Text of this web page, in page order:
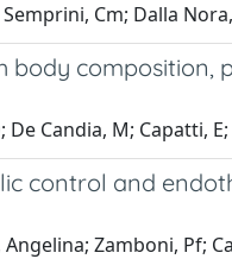
Cm; Dalla
body
Candia, M; Capatti,
control and
Zamboni, Pf;